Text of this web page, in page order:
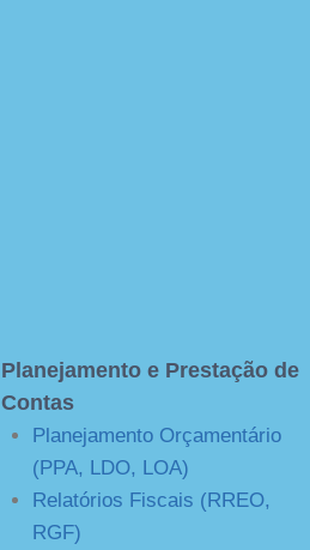
Planejamento e Prestação de
Contas
Planejamento Orçamentário
(PPA, LDO, LOA)
Relatórios Fiscais (RREO,
RGF)